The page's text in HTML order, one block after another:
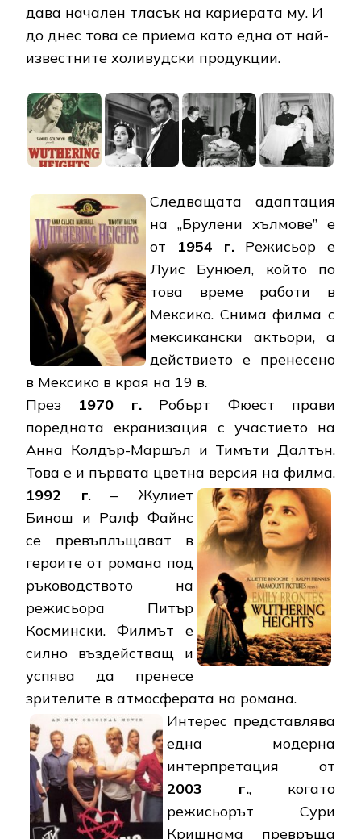
дава начален тласък на кариерата му. И
до днес това се приема като една от най-
известните холивудски продукции.
Следващата адаптация
на „Брулени хълмове” е
от 1954 г.Режисьор е
Луис Бунюел, който по
това време работи в
Мексико. Снима филма с
мексикански актьори, а
действието е пренесено
в Мексико в края на 19 в.
През 1970 г.Робърт Фюест прави
поредната екранизация с участието на
Анна Колдър-Маршъл и Тимъти Далтън.
Това е и първата цветна версия на филма.
1992 г. – Жулиет
Бинош и Ралф Файнс
се превъплъщават в
героите от романа под
ръководството на
режисьора Питър
Космински. Филмът е
силно въздействащ и
успява да пренесе
зрителите в атмосферата на романа.
Интерес представлява
една модерна
интерпретация от
2003 г., когато
режисьорът Сури
Кришнама превръща